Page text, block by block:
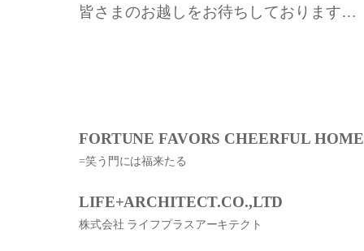
皆さまのお越しをお待ちしております…
FORTUNE FAVORS CHEERFUL
=笑う門には福来たる
LIFE+ARCHITECT.CO.,LTD
株式会社 ライフプラスアーキテクト